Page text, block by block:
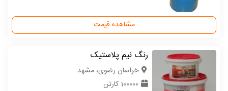
مشاهده قیمت
رنگ نیم پلاستیک
خراسان رضوی، مشهد
100000 کارتن